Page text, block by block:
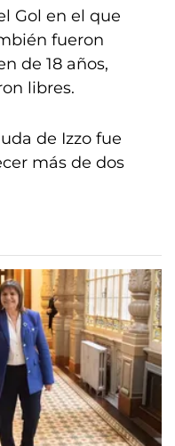
Gol en el que
fueron
de 18 años,
libres.
de Izzo fue
más de dos